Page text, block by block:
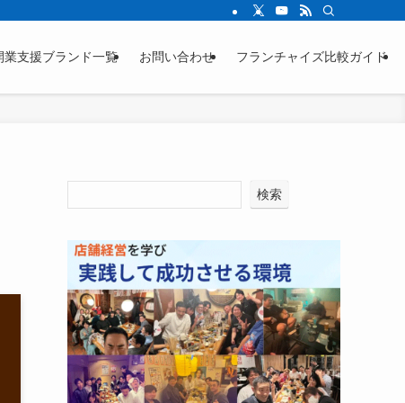
をご確認ください。
業支援ブランド一覧 お問い合わせ フランチャイズ比較ガイド
検索